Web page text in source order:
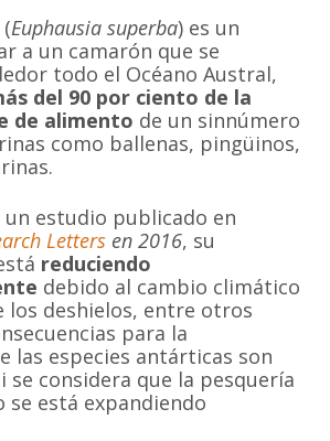
Euphausia superba) es un
a un camarón que se
todo el Océano Austral,
del 90 por ciento de la
de alimento de un sinnúmero
como ballenas, pingüinos,
un estudio publicado en
Letters en 2016, su
reduciendo
debido al cambio climático
los deshielos, entre otros
para la
las especies antárticas son
se considera que la pesquería
está expandiendo